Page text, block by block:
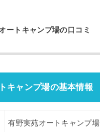
ートキャンプ場の口コミ
キャンプ場の基本情報
有野実苑オートキャンプ場